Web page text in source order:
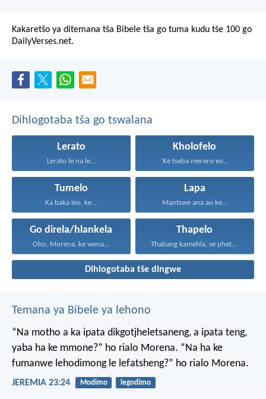
Kakaretšo ya ditemana tša Bibele tša go tuma kudu tše 100 go
DailyVerses.net.
Dihlogotaba tša go tswalana
Lerato
Lerato le na le...
Kholofelo
‘Ke tseba merero eo...
Tumelo
Ka baka leo, ke...
Lapa
Mantswe ana ao ke...
Go direla/hlankela
Oho, Morena, ke wena...
Thapelo
Thabang kamehla, se phetseng...
Dihlogotaba tše dingwe
Temana ya Bibele ya lehono
“Na motho a ka ipata dikgotjheletsaneng, a ipata teng,
yaba ha ke mmone?” ho rialo Morena. “Na ha ke
fumanwe lehodimong le lefatsheng?” ho rialo Morena.
JEREMIA 23:24 Modimo legodimo